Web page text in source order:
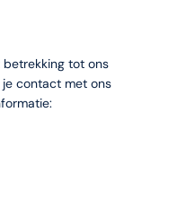
betrekking tot ons
contact met ons